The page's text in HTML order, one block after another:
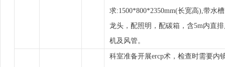
求:1500*800*2350mm(长宽高),带水
龙头，配照明，配碳箱，含5m内直
机及风管。
科室准备开展ercp术，检查时需要内